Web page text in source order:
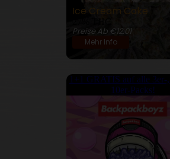
Ice Cream Cake
Preise Ab €12.01
Mehr Info
1+1 GRATIS auf alle 3er-
10er-Packs!